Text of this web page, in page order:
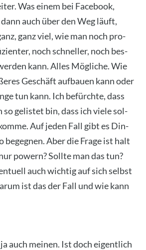
Was einem bei Face­book,
auch über den Weg läuft,
ganz viel, wie man noch pro­
noch schnel­ler, noch bes­
kann. Alles Mög­li­che. Wie
Geschäft auf­bau­en kann oder
tun kann. Ich befürch­te, dass
so gelis­tet bin, dass ich vie­le sol­
Auf jeden Fall gibt es Din­
begeg­nen. Aber die Fra­ge ist halt
powern? Soll­te man das tun?
auch wich­tig auf sich selbst
ist das der Fall und wie kann
auch mei­nen. Ist doch eigent­lich